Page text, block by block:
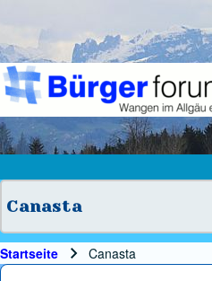
Suche Schließen
Suchformular
Suche
Canasta
Pfadnavigation
Startseite Canasta